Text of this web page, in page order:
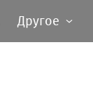
Другое